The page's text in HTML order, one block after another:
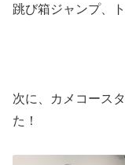
跳び箱ジャンプ、
次に、カメコース
た！